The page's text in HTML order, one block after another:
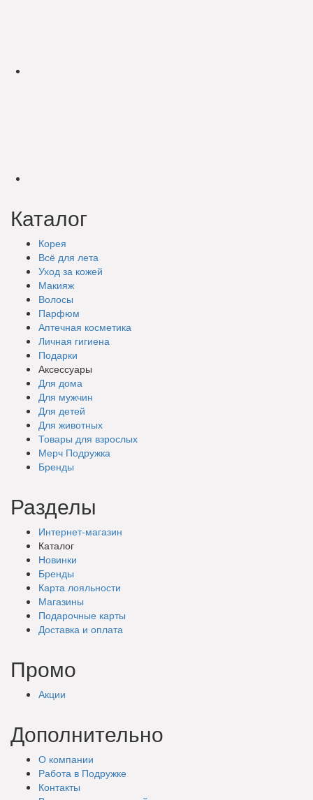
Каталог
Корея
Всё для лета
Уход за кожей
Макияж
Волосы
Парфюм
Аптечная косметика
Личная гигиена
Подарки
Аксессуары
Для дома
Для мужчин
Для детей
Для животных
Товары для взрослых
Мерч Подружка
Бренды
Разделы
Интернет-магазин
Каталог
Новинки
Бренды
Карта лояльности
Магазины
Подарочные карты
Доставка и оплата
Промо
Акции
Дополнительно
О компании
Работа в Подружке
Контакты